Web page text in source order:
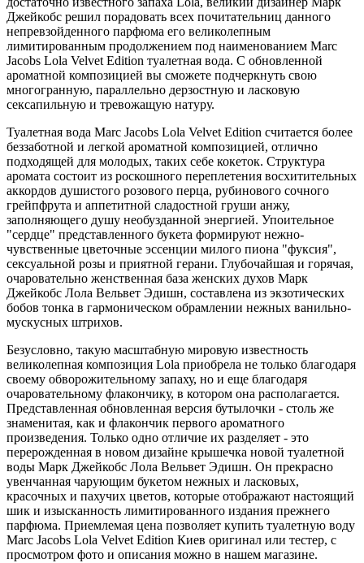
Джейкобс решил порадовать всех почитательниц данного
непревзойденного парфюма его великолепным
лимитированным продолжением под наименованием Marc
Jacobs Lola Velvet Edition туалетная вода. С обновленной
ароматной композицией вы сможете подчеркнуть свою
многогранную, параллельно дерзостную и ласковую
сексапильную и тревожащую натуру.
Туалетная вода Marc Jacobs Lola Velvet Edition считается более
беззаботной и легкой ароматной композицией, отлично
подходящей для молодых, таких себе кокеток. Структура
аромата состоит из роскошного переплетения восхитительных
аккордов душистого розового перца, рубинового сочного
грейпфрута и аппетитной сладостной груши анжу,
заполняющего душу необузданной энергией. Упоительное
"сердце" представленного букета формируют нежно-
чувственные цветочные эссенции милого пиона "фуксия",
сексуальной розы и приятной герани. Глубочайшая и горячая,
очаровательно женственная база женских духов Марк
Джейкобс Лола Вельвет Эдишн, составлена из экзотических
бобов тонка в гармоническом обрамлении нежных ванильно-
мускусных штрихов.
Безусловно, такую масштабную мировую известность
великолепная композиция Lola приобрела не только благодаря
своему обворожительному запаху, но и еще благодаря
очаровательному флакончику, в котором она располагается.
Представленная обновленная версия бутылочки - столь же
знаменитая, как и флакончик первого ароматного
произведения. Только одно отличие их разделяет - это
перерожденная в новом дизайне крышечка новой туалетной
воды Марк Джейкобс Лола Вельвет Эдишн. Он прекрасно
увенчанная чарующим букетом нежных и ласковых,
красочных и пахучих цветов, которые отображают настоящий
шик и изысканность лимитированного издания прежнего
парфюма. Приемлемая цена позволяет купить туалетную воду
Marc Jacobs Lola Velvet Edition Киев оригинал или тестер, с
просмотром фото и описания можно в нашем магазине.